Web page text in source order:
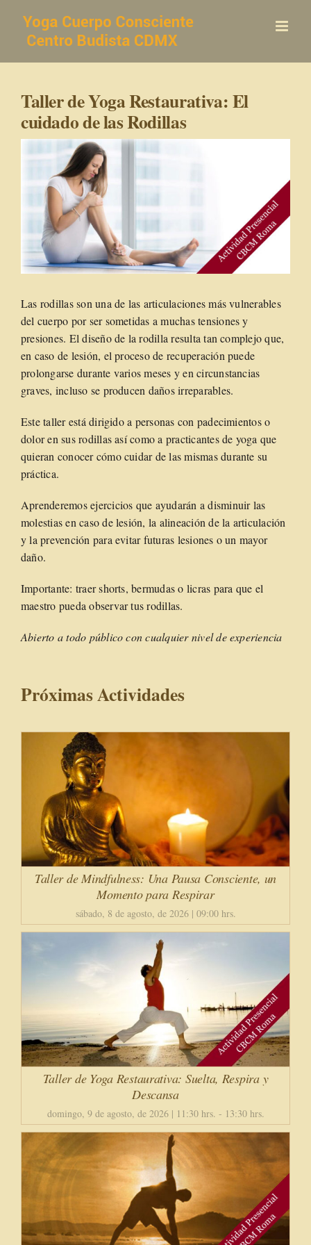
contenido
Taller de Yoga Restaurativa: El
cuidado de las Rodillas
Las rodillas son una de las articulaciones más vulnerables
del cuerpo por ser sometidas a muchas tensiones y
presiones. El diseño de la rodilla resulta tan complejo que,
en caso de lesión, el proceso de recuperación puede
prolongarse durante varios meses y en circunstancias
graves, incluso se producen daños irreparables.
Este taller está dirigido a personas con padecimientos o
dolor en sus rodillas así como a practicantes de yoga que
quieran conocer cómo cuidar de las mismas durante su
práctica.
Aprenderemos ejercicios que ayudarán a disminuir las
molestias en caso de lesión, la alineación de la articulación
y la prevención para evitar futuras lesiones o un mayor
daño.
Importante: traer shorts, bermudas o licras para que el
maestro pueda observar tus rodillas.
Abierto a todo público con cualquier nivel de experiencia
Próximas Actividades
Taller de Mindfulness: Una Pausa Consciente, un
Momento para Respirar
sábado, 8 de agosto, de 2026 | 09:00 hrs.
Taller de Yoga Restaurativa: Suelta, Respira y
Descansa
domingo, 9 de agosto, de 2026 | 11:30 hrs. - 13:30 hrs.